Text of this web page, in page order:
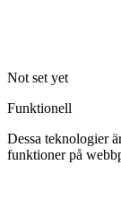
Not set yet
Funktionell
Dessa teknologier
funktioner på